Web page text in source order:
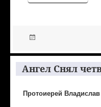
Ангел Снял
Протоиерей